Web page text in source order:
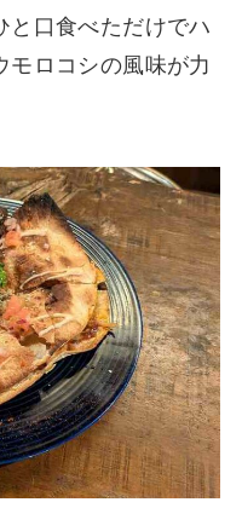
と口食べただけでハ
モロコシの風味が力